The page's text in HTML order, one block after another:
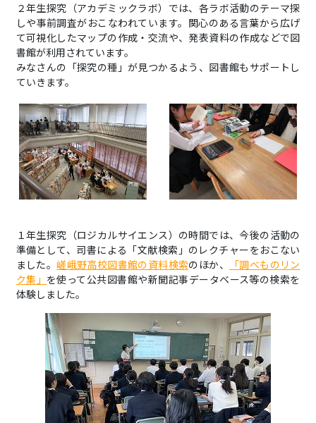
２年生探究（アカデミックラボ）では、各ラボ活動のテーマ探
しや事前調査がおこなわれています。関心のある言葉から広げ
て可視化したマップの作成・交流や、発表資料の作成などで図
書館が利用されています。
みなさんの「探究の種」が見つかるよう、図書館もサポートし
ていきます。
１年生探究（ロジカルサイエンス）の時間では、今後の活動の
準備として、司書による「文献検索」のレクチャーをおこない
ました。嵯峨野高校図書館の資料検索のほか、
「調べものリン
ク集」 を使って公共図書館や新聞記事データベース等の検索を
体験しました。